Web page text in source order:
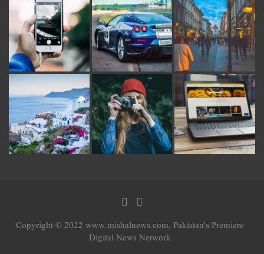
Copyright © 2022 www.mishalnews.com, Pakistan's Premiere
Digital News Network